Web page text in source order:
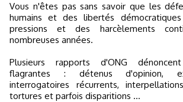
Vous n'êtes pas sans savoir que les
humains et des libertés
pressions et des harcèlements
nombreuses années.
Plusieurs rapports d'ONG
flagrantes : détenus d'opinion,
interrogatoires récurrents,
tortures et parfois disparitions ...